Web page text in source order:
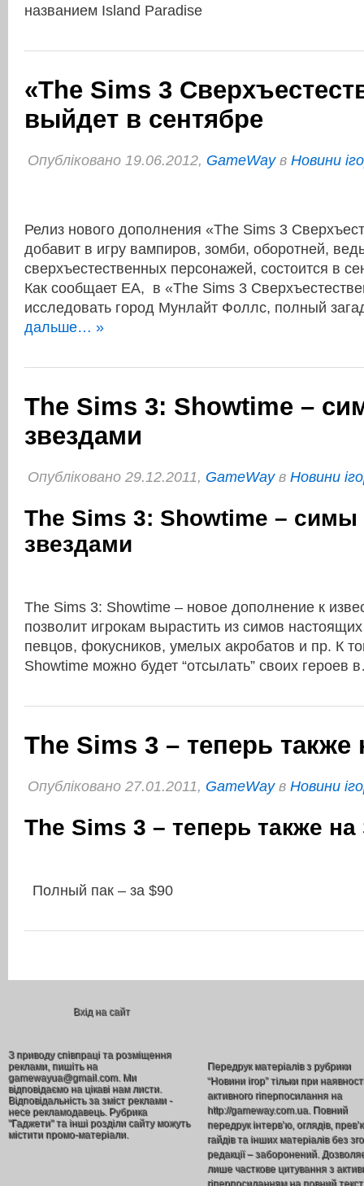
названием Island Paradise
«The Sims 3
выйдет в сентябре
Опубліковано 19.06.2012, GameWayв Новини
Релиз нового дополнения «The Sims 3
добавит в игру вампиров, зомби, оборотней,
сверхъестественных персонажей, состоится в
Как сообщает ЕА, в «The Sims 3
исследовать город Мунлайт Фоллс, полный
дальше… »
The Sims 3: Showtime –
звездами
Опубліковано 29.12.2011, GameWayв Новини
The Sims 3: Showtime – симы
звездами
The Sims 3: Showtime – новое дополнение к
позволит игрокам вырастить из симов
певцов, фокусников, умелых акробатов и пр. К
Showtime можно будет “отсылать” своих героев
The Sims 3 – теперь также
Опубліковано 27.01.2011, GameWayв Новини
The Sims 3 – теперь также на
Полный пак – за $90
Вхід на сайт
З приводу співпраці та розміщення
реклами, пишіть на
gamewayua@gmail.com. Ми
відповідаємо на цікаві нам листи.
Відповідальність за зміст реклами -
несе рекламодавець. Рубрика
"Гаджети" та інші розділи сайту можуть
містити промо-матеріали.
Передрук матеріалів з рубрики
“Новини ігор” тільки при
активного гіперпосилання на
http://gameway.com.ua. Повний
передрук інтерв’ю, оглядів,
гайдів та інших матеріалів без
редакції – заборонений.
лише часткове цитування з
гіперпосиланням на повний текст